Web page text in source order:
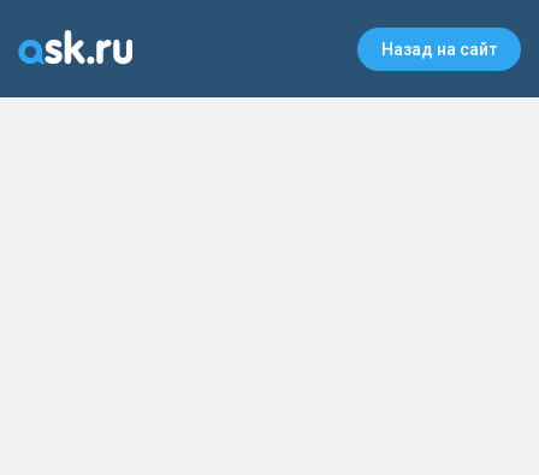
Назад на сайт